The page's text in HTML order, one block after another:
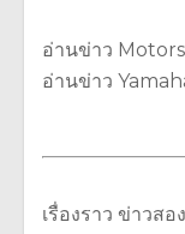
อ่านข่าว
อ่านข่าว
เรื่องราว ข่าวส